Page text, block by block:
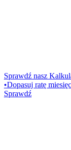
Sprawdź nasz
•Dopasuj ratę
Sprawdź